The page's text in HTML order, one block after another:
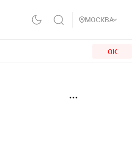
МОСКВА
ОК